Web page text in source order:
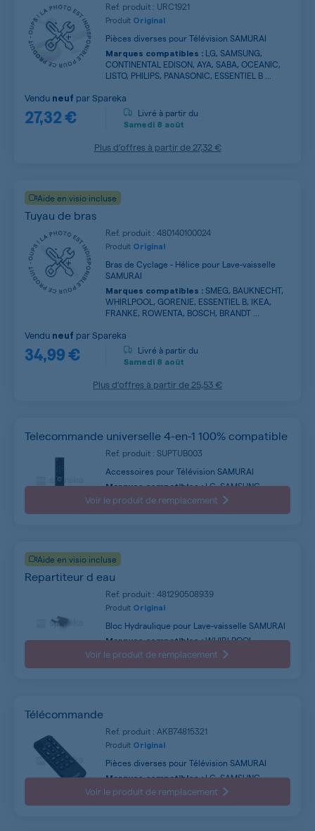
Ref. produit : URC1921
Produit Original
Pièces diverses pour Télévision SAMURAI
Marques compatibles : LG, SAMSUNG,
CONTINENTAL EDISON, AYA, SABA, OCEANIC,
LISTO, PHILIPS, PANASONIC, ESSENTIEL B ...
27,32 €
Vendu neuf parSpareka
Livré à partir du
Samedi 8 août
Plus d’offres à partir de 27,32 €
Aide en visio incluse
Tuyau de bras
Ref. produit : 480140100024
Produit Original
Bras de Cyclage - Hélice pour Lave-vaisselle
SAMURAI
Marques compatibles : SMEG, BAUKNECHT,
WHIRLPOOL, GORENJE, ESSENTIEL B, IKEA,
FRANKE, ROWENTA, BOSCH, BRANDT ...
34,99 €
Vendu neuf parSpareka
Livré à partir du
Samedi 8 août
Plus d’offres à partir de 25,53 €
Telecommande universelle 4-en-1 100% compatible
Ref. produit : SUPTUB003
Accessoires pour Télévision SAMURAI
Marques compatibles :LG, SAMSUNG,
CONTINENTAL EDISON, AYA, SABA, OCEANIC,
LISTO, PHILIPS, PANASONIC, QILIVE ...
Voir le produit de remplacement
Aide en visio incluse
Repartiteur d eau
Ref. produit : 481290508939
Produit Original
Bloc Hydraulique pour Lave-vaisselle SAMURAI
Marques compatibles :WHIRLPOOL,
BAUKNECHT, GORENJE, SMEG, IKEA, FRANKE,
AEG, FAGOR, IGNIS, ROWENTA ...
Voir le produit de remplacement
Télécommande
Ref. produit : AKB74815321
Produit Original
Pièces diverses pour Télévision SAMURAI
Marques compatibles :LG, SAMSUNG,
CONTINENTAL EDISON, AYA, SABA, OCEANIC,
LISTO, PHILIPS, PANASONIC, ESSENTIEL B ...
Voir le produit de remplacement